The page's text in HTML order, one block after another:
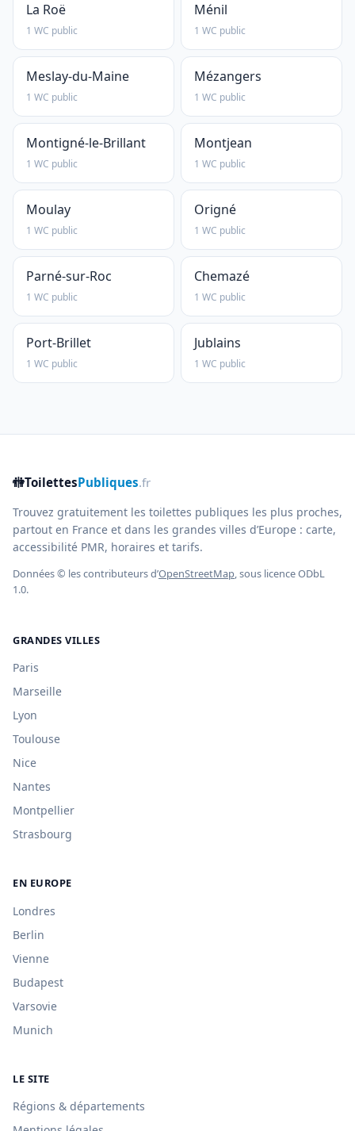
La Roë
1 WC public
Ménil
1 WC public
Meslay-du-Maine
1 WC public
Mézangers
1 WC public
Montigné-le-Brillant
1 WC public
Montjean
1 WC public
Moulay
1 WC public
Origné
1 WC public
Parné-sur-Roc
1 WC public
Chemazé
1 WC public
Port-Brillet
1 WC public
Jublains
1 WC public
🚻ToilettesPubliques.fr
Trouvez gratuitement les toilettes publiques les plus proches,
partout en France et dans les grandes villes d’Europe : carte,
accessibilité PMR, horaires et tarifs.
Données © les contributeurs d’OpenStreetMap, sous licence ODbL
1.0.
GRANDES VILLES
Paris
Marseille
Lyon
Toulouse
Nice
Nantes
Montpellier
Strasbourg
EN EUROPE
Londres
Berlin
Vienne
Budapest
Varsovie
Munich
LE SITE
Régions & départements